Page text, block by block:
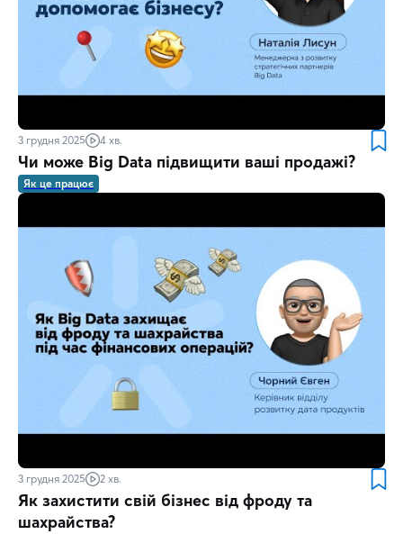
3 грудня 2025 4 хв.
Чи може Big Data підвищити ваші продажі?
Як це працює
3 грудня 2025 2 хв.
Як захистити свій бізнес від фроду та
шахрайства?